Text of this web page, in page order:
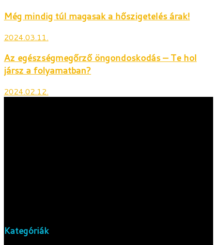
Még mindig túl magasak a hőszigetelés árak!
2024.03.11.
Az egészségmegőrző öngondoskodás – Te hol
jársz a folyamatban?
2024.02.12.
Kategóriák